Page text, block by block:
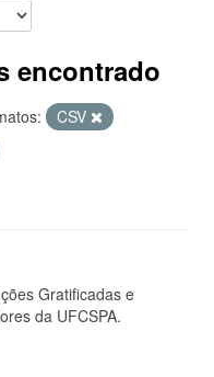
encontrado
CSV
Gratificadas e
da UFCSPA.